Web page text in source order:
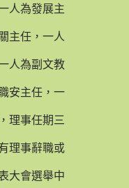
人為發展主
主任，一人
人為副文教
安主任，一
理事任期三
理事辭職或
大會選舉中